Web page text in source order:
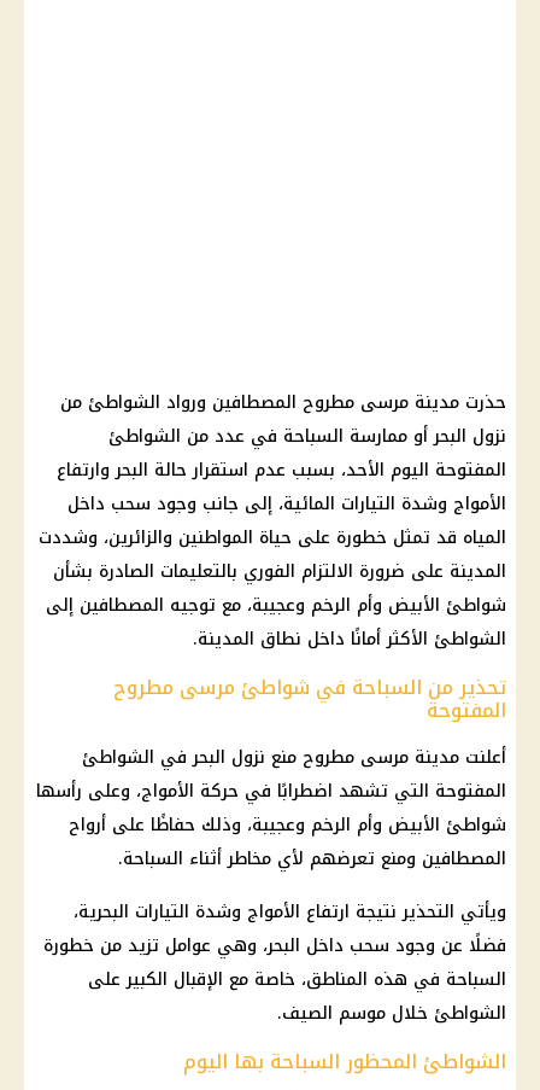
حذرت مدينة مرسى مطروح المصطافين ورواد الشواطئ من
نزول البحر أو ممارسة السباحة في عدد من الشواطئ
المفتوحة اليوم الأحد، بسبب عدم استقرار حالة البحر وارتفاع
الأمواج وشدة التيارات المائية، إلى جانب وجود سحب داخل
المياه قد تمثل خطورة على حياة المواطنين والزائرين، وشددت
المدينة على ضرورة الالتزام الفوري بالتعليمات الصادرة بشأن
شواطئ الأبيض وأم الرخم وعجيبة، مع توجيه المصطافين إلى
الشواطئ الأكثر أمانًا داخل نطاق المدينة.
تحذير من السباحة في شواطئ مرسى مطروح
المفتوحة
أعلنت مدينة مرسى مطروح منع نزول البحر في الشواطئ
المفتوحة التي تشهد اضطرابًا في حركة الأمواج، وعلى رأسها
شواطئ الأبيض وأم الرخم وعجيبة، وذلك حفاظًا على أرواح
المصطافين ومنع تعرضهم لأي مخاطر أثناء السباحة.
ويأتي التحذير نتيجة ارتفاع الأمواج وشدة التيارات البحرية،
فضلًا عن وجود سحب داخل البحر، وهي عوامل تزيد من خطورة
السباحة في هذه المناطق، خاصة مع الإقبال الكبير على
الشواطئ خلال موسم الصيف.
الشواطئ المحظور السباحة بها اليوم